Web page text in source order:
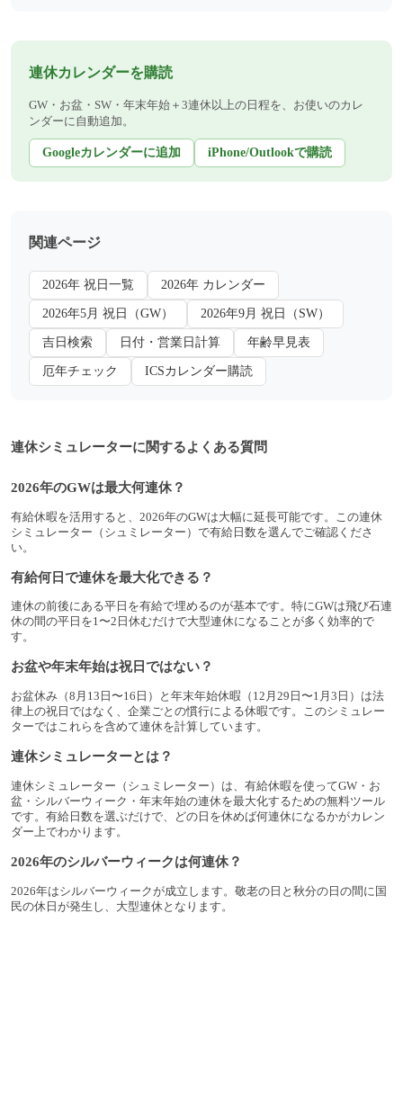
連休カレンダーを購読
GW・お盆・SW・年末年始＋3連休以上の日程を、お使いのカレ
ンダーに自動追加。
Googleカレンダーに追加 iPhone/Outlookで購読
関連ページ
2026年 祝日一覧 2026年 カレンダー
2026年5月 祝日（GW） 2026年9月 祝日（SW）
吉日検索 日付・営業日計算 年齢早見表
厄年チェック ICSカレンダー購読
連休シミュレーターに関するよくある質問
2026年のGWは最大何連休？
有給休暇を活用すると、2026年のGWは大幅に延長可能です。この連休
シミュレーター（シュミレーター）で有給日数を選んでご確認くださ
い。
有給何日で連休を最大化できる？
連休の前後にある平日を有給で埋めるのが基本です。特にGWは飛び石連
休の間の平日を1〜2日休むだけで大型連休になることが多く効率的で
す。
お盆や年末年始は祝日ではない？
お盆休み（8月13日〜16日）と年末年始休暇（12月29日〜1月3日）は法
律上の祝日ではなく、企業ごとの慣行による休暇です。このシミュレー
ターではこれらを含めて連休を計算しています。
連休シミュレーターとは？
連休シミュレーター（シュミレーター）は、有給休暇を使ってGW・お
盆・シルバーウィーク・年末年始の連休を最大化するための無料ツール
です。有給日数を選ぶだけで、どの日を休めば何連休になるかがカレン
ダー上でわかります。
2026年のシルバーウィークは何連休？
2026年はシルバーウィークが成立します。敬老の日と秋分の日の間に国
民の休日が発生し、大型連休となります。